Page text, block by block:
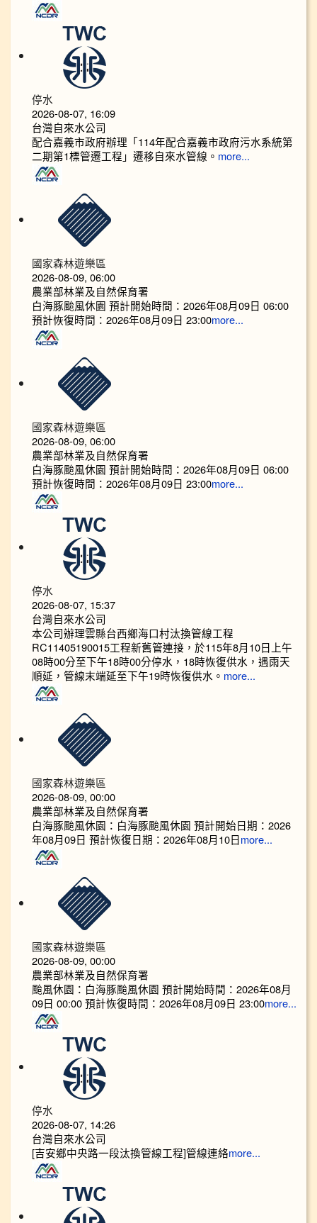
停水
2026-08-07, 16:09
台灣自來水公司
配合嘉義市政府辦理「114年配合嘉義市政府污水系統第
二期第1標管遷工程」遷移自來水管線。 more...
國家森林遊樂區
2026-08-09, 06:00
農業部林業及自然保育署
白海豚颱風休園 預計開始時間：2026年08月09日 06:00
預計恢復時間：2026年08月09日 23:00more...
國家森林遊樂區
2026-08-09, 06:00
農業部林業及自然保育署
白海豚颱風休園 預計開始時間：2026年08月09日 06:00
預計恢復時間：2026年08月09日 23:00more...
停水
2026-08-07, 15:37
台灣自來水公司
本公司辦理雲縣台西鄉海口村汰換管線工程
RC11405190015工程新舊管連接，於115年8月10日上午
08時00分至下午18時00分停水，18時恢復供水，遇雨天
順延，管線末端延至下午19時恢復供水。 more...
國家森林遊樂區
2026-08-09, 00:00
農業部林業及自然保育署
白海豚颱風休園：白海豚颱風休園 預計開始日期：2026
年08月09日 預計恢復日期：2026年08月10日 more...
國家森林遊樂區
2026-08-09, 00:00
農業部林業及自然保育署
颱風休園：白海豚颱風休園 預計開始時間：2026年08月
09日 00:00 預計恢復時間：2026年08月09日 23:00more...
停水
2026-08-07, 14:26
台灣自來水公司
[吉安鄉中央路一段汰換管線工程]管線連絡more...